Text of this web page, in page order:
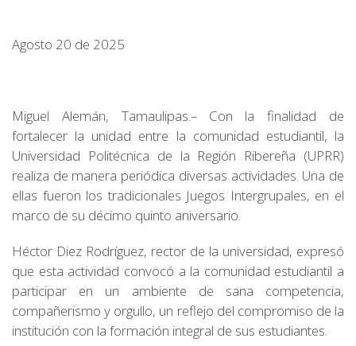
Agosto 20 de 2025
Miguel Alemán, Tamaulipas.– Con la finalidad de
fortalecer la unidad entre la comunidad estudiantil, la
Universidad Politécnica de la Región Ribereña (UPRR)
realiza de manera periódica diversas actividades. Una de
ellas fueron los tradicionales Juegos Intergrupales, en el
marco de su décimo quinto aniversario.
Héctor Diez Rodríguez, rector de la universidad, expresó
que esta actividad convocó a la comunidad estudiantil a
participar en un ambiente de sana competencia,
compañerismo y orgullo, un reflejo del compromiso de la
institución con la formación integral de sus estudiantes.